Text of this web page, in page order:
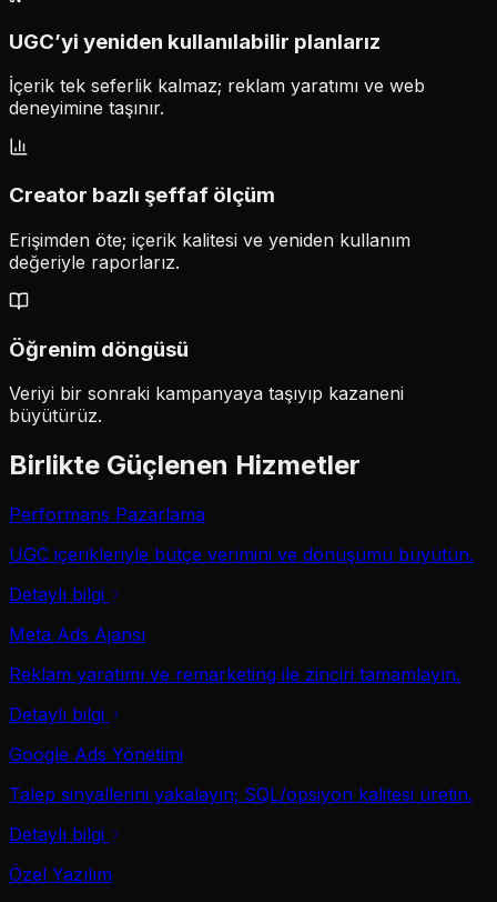
UGC’yi yeniden kullanılabilir planlarız
İçerik tek seferlik kalmaz; reklam yaratımı ve web
deneyimine taşınır.
Creator bazlı şeffaf ölçüm
Erişimden öte; içerik kalitesi ve yeniden kullanım
değeriyle raporlarız.
Öğrenim döngüsü
Veriyi bir sonraki kampanyaya taşıyıp kazaneni
büyütürüz.
Birlikte Güçlenen Hizmetler
Performans Pazarlama
UGC içerikleriyle bütçe verimini ve dönüşümü büyütün.
Detaylı bilgi
Meta Ads Ajansı
Reklam yaratımı ve remarketing ile zinciri tamamlayın.
Detaylı bilgi
Google Ads Yönetimi
Talep sinyallerini yakalayın; SQL/opsiyon kalitesi üretin.
Detaylı bilgi
Özel Yazılım